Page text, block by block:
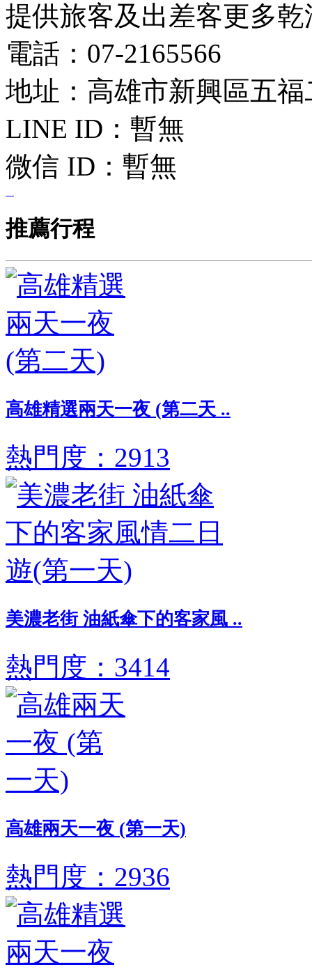
提供旅客及出差客更多
電話：07-2165566
地址：高雄市新興區五福
LINE ID： 暫無
微信 ID： 暫無
推薦行程
高雄精選兩天一夜 (第二天 ..
熱門度：2913
美濃老街 油紙傘下的客家風 ..
熱門度：3414
高雄兩天一夜 (第一天)
熱門度：2936